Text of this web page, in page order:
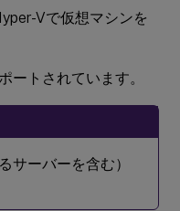
Vで仮想マシンを
ートされています。
ーバーを含む）